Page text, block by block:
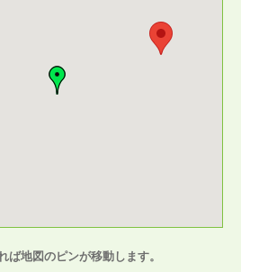
ば地図のピンが移動します。